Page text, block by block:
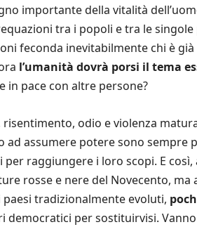
importante della vitalità
tra i popoli e tra le
feconda inevitabilmente chi è
l’umanità dovrà porsi il tema
in pace con altre persone?
odio e violenza
ad assumere potere sono
per raggiungere i loro scopi. E
rosse e nere del Novecento,
tradizionalmente evoluti,
democratici per sostituirvisi.